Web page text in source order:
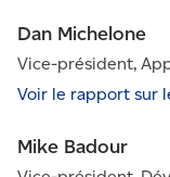
Dan Michelone
Vice-président,
Voir le rapport sur
Mike Badour